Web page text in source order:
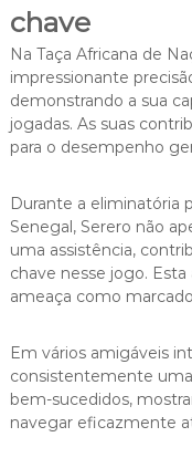
chave
Na Taça Africana de
impressionante
demonstrando a sua
jogadas. As suas
para o desempenho
Durante a eliminatória
Senegal, Serero não
uma assistência,
chave nesse jogo.
ameaça como
Em vários amigáveis
consistentemente
bem-sucedidos,
navegar eficazmente